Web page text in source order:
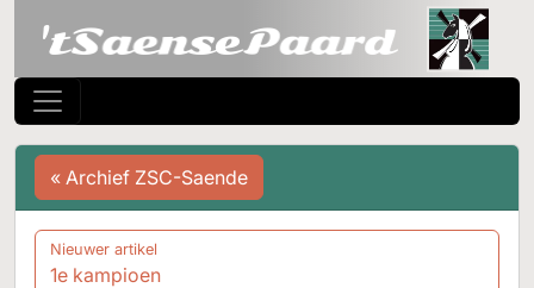
« Archief ZSC-Saende
Nieuwer artikel
1e kampioen